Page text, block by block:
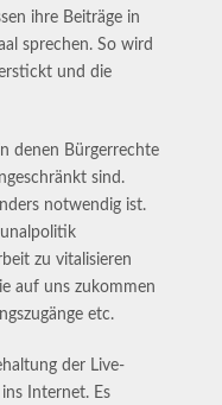
ihre Beiträge in
sprechen. So wird
und die
denen Bürgerrechte
sind.
notwendig ist.
zu vitalisieren
auf uns zukommen
etc.
der Live-
Internet. Es